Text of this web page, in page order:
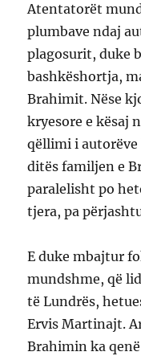
Atentatorët
plumbave ndaj
plagosurit, duke
bashkëshortja,
Brahimit. Nëse
kryesore e kësaj
qëllimi i autorëve
ditës familjen e
paralelisht po
tjera, pa
E duke mbajtur
mundshme, që
të Lundrës,
Ervis Martinajt.
Brahimin ka